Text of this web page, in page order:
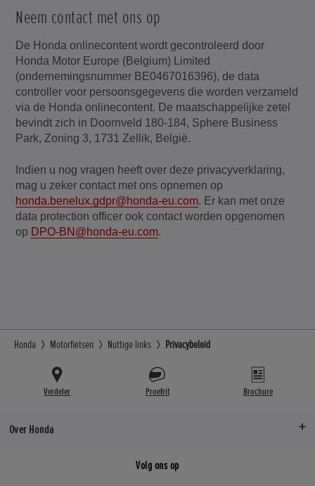
Neem contact met ons op
De Honda onlinecontent wordt gecontroleerd door
Honda Motor Europe (Belgium) Limited
(ondernemingsnummer BE0467016396), de data
controller voor persoonsgegevens die worden verzameld
via de Honda onlinecontent. De maatschappelijke zetel
bevindt zich in Doornveld 180-184, Sphere Business
Park, Zoning 3, 1731 Zellik, België.
Indien u nog vragen heeft over deze privacyverklaring,
mag u zeker contact met ons opnemen op
honda.benelux.gdpr@honda-eu.com. Er kan met onze
data protection officer ook contact worden opgenomen
op DPO-BN@honda-eu.com.
Honda Motorfietsen Nuttige links Privacybeleid
Verdeler Proefrit Brochure
Over Honda
Volg ons op